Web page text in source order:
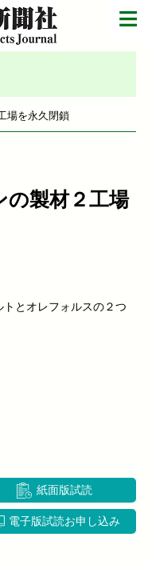
場を永久閉鎖
製材２工場
とオレフォルスの２つ
紙面版試読
電子版試読お申し込み